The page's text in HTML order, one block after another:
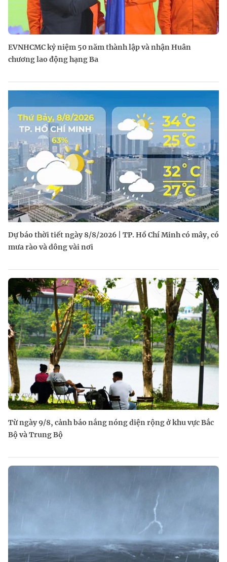
EVNHCMC kỷ niệm 50 năm thành lập và nhận Huân
chương lao động hạng Ba
Dự báo thời tiết ngày 8/8/2026 | TP. Hồ Chí Minh có mây, có
mưa rào và dông vài nơi
Từ ngày 9/8, cảnh báo nắng nóng diện rộng ở khu vực Bắc
Bộ và Trung Bộ